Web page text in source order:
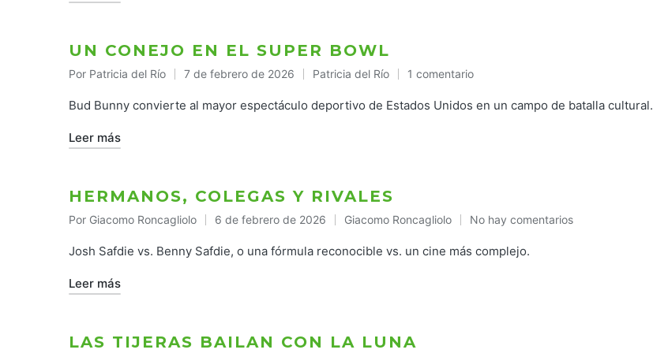
UN CONEJO EN EL SUPER BOWL
Publicado
por
Por Patricia del Río 7 de febrero de 2026
Publicado
en
Patricia del Río 1 comentario
Bud Bunny convierte al mayor espectáculo deportivo de Estados Unidos en un campo de batalla cultural.
Leer más
HERMANOS, COLEGAS Y RIVALES
Publicado
por
Por Giacomo Roncagliolo 6 de febrero de 2026
Publicado
en
Giacomo Roncagliolo No hay comentarios
Josh Safdie vs. Benny Safdie, o una fórmula reconocible vs. un cine más complejo.
Leer más
LAS TIJERAS BAILAN CON LA LUNA